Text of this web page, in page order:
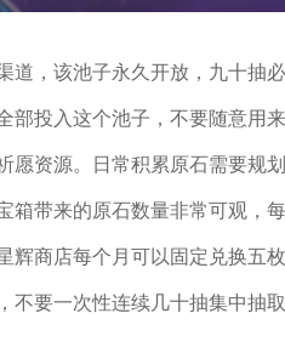
道，该池子永久开放，九十抽
部投入这个池子，不要随意用
愿资源。日常积累原石需要规
箱带来的原石数量非常可观，
辉商店每个月可以固定兑换五
要一次性连续几十抽集中抽